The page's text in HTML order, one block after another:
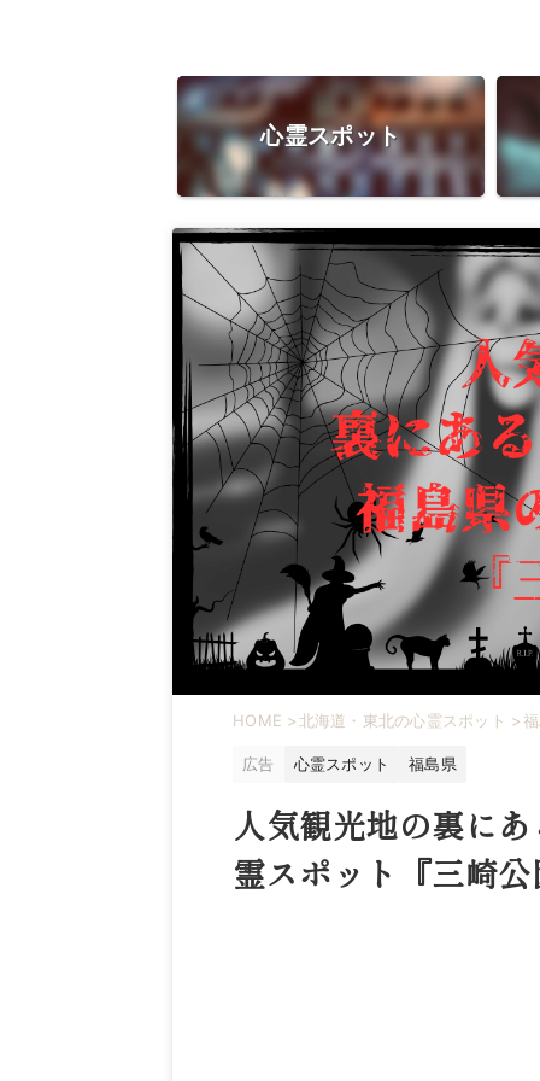
心霊スポット
HOME >北海道・東北の心霊スポット >
広告 心霊スポット 福島県
人気観光地の裏に
霊スポット『三崎